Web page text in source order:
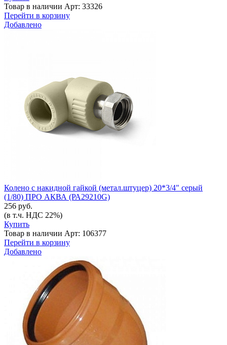
Товар в наличии Арт: 33326
Перейти в корзину
Добавлено
Колено с накидной гайкой (метал.штуцер) 20*3/4" серый
(1/80) ПРО АКВА (РА29210G)
256 руб.
(в т.ч. НДС 22%)
Купить
Товар в наличии Арт: 106377
Перейти в корзину
Добавлено